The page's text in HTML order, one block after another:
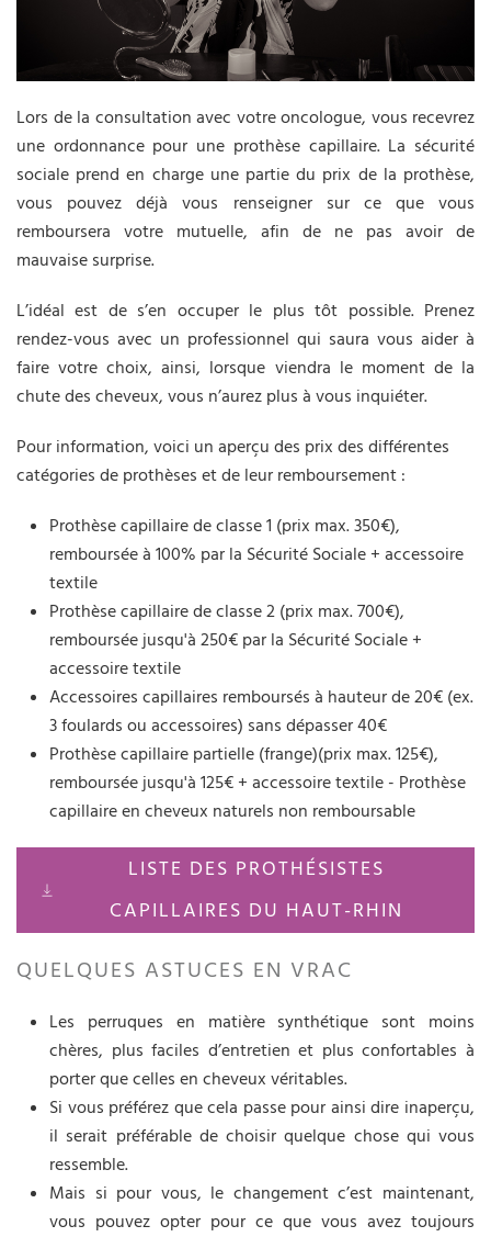
Lors de la consultation avec votre oncologue, vous recevrez
une ordonnance pour une prothèse capillaire. La sécurité
sociale prend en charge une partie du prix de la prothèse,
vous pouvez déjà vous renseigner sur ce que vous
remboursera votre mutuelle, afin de ne pas avoir de
mauvaise surprise.
L’idéal est de s’en occuper le plus tôt possible. Prenez
rendez-vous avec un professionnel qui saura vous aider à
faire votre choix, ainsi, lorsque viendra le moment de la
chute des cheveux, vous n’aurez plus à vous inquiéter.
Pour information, voici un aperçu des prix des différentes
catégories de prothèses et de leur remboursement :
Prothèse capillaire de classe 1 (prix max. 350€),
remboursée à 100% par la Sécurité Sociale + accessoire
textile
Prothèse capillaire de classe 2 (prix max. 700€),
remboursée jusqu'à 250€ par la Sécurité Sociale +
accessoire textile
Accessoires capillaires remboursés à hauteur de 20€ (ex.
3 foulards ou accessoires) sans dépasser 40€
Prothèse capillaire partielle (frange)(prix max. 125€),
remboursée jusqu'à 125€ + accessoire textile - Prothèse
capillaire en cheveux naturels non remboursable
LISTE DES PROTHÉSISTES
CAPILLAIRES DU HAUT-RHIN
QUELQUES ASTUCES EN VRAC
Les perruques en matière synthétique sont moins
chères, plus faciles d’entretien et plus confortables à
porter que celles en cheveux véritables.
Si vous préférez que cela passe pour ainsi dire inaperçu,
il serait préférable de choisir quelque chose qui vous
ressemble.
Mais si pour vous, le changement c’est maintenant,
vous pouvez opter pour ce que vous avez toujours